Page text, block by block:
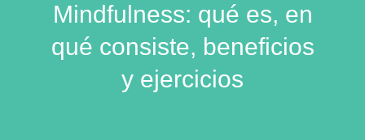
Mindfulness: qué es, en
qué consiste, beneficios
y ejercicios